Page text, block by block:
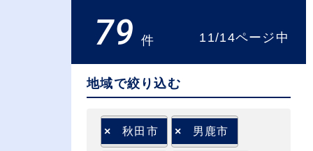
79 件 11/14ページ中
地域で絞り込む
× 秋田市 × 男鹿市